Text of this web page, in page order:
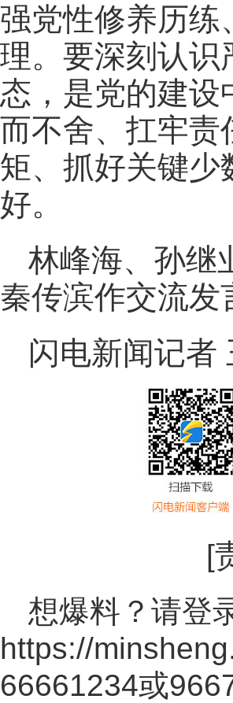
强党性修养历练
理。要深刻认识
态，是党的建
而不舍、扛牢责
矩、抓好关键少
好。
林峰海、孙继
秦传滨作交流发
闪电新闻记者
[
想爆料？请登
https://
66661234或